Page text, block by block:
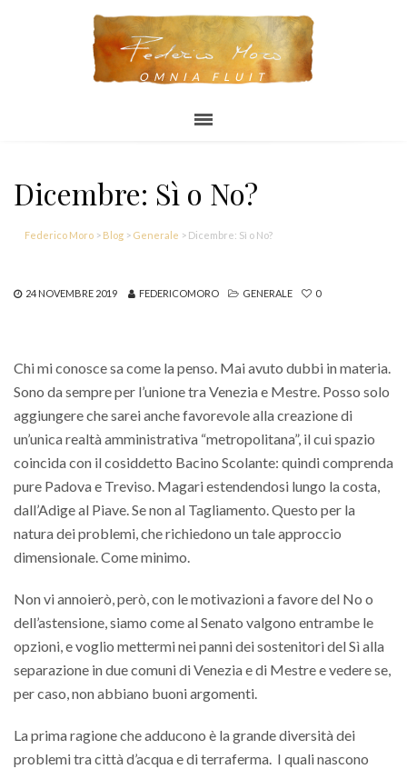
OMNIA FLUIT
Dicembre: Sì o No?
Federico Moro > Blog > Generale > Dicembre: Sì o No?
24 NOVEMBRE 2019 FEDERICOMORO GENERALE 0
Chi mi conosce sa come la penso. Mai avuto dubbi in materia.
Sono da sempre per l’unione tra Venezia e Mestre. Posso solo
aggiungere che sarei anche favorevole alla creazione di
un’unica realtà amministrativa “metropolitana”, il cui spazio
coincida con il cosiddetto Bacino Scolante: quindi comprenda
pure Padova e Treviso. Magari estendendosi lungo la costa,
dall’Adige al Piave. Se non al Tagliamento. Questo per la
natura dei problemi, che richiedono un tale approccio
dimensionale. Come minimo.
Non vi annoierò, però, con le motivazioni a favore del No o
dell’astensione, siamo come al Senato valgono entrambe le
opzioni, e voglio mettermi nei panni dei sostenitori del Sì alla
separazione in due comuni di Venezia e di Mestre e vedere se,
per caso, non abbiano buoni argomenti.
La prima ragione che adducono è la grande diversità dei
problemi tra città d’acqua e di terraferma. I quali nascono